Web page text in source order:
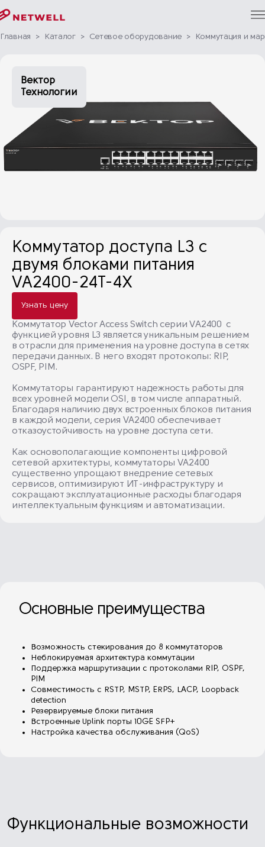
Главная > Каталог > Сетевое оборудование > Коммутация и
Вектор
Технологии
Коммутатор доступа L3 с
двумя блоками питания
VA2400-24T-4X
Узнать цену
Коммутатор Vector Access Switch серии VA2400 с
функцией уровня L3 является уникальным решением
в отрасли для применения на уровне доступа в сетях
передачи данных. В него входят протоколы: RIP,
OSPF, PIM.
Коммутаторы гарантируют надежность работы для
всех уровней модели OSI, в том числе аппаратный.
Благодаря наличию двух встроенных блоков питания
в каждой модели, серия VA2400 обеспечивает
отказоустойчивость на уровне доступа сети.
Как основополагающие компоненты цифровой
сетевой архитектуры, коммутаторы VA2400
существенно упрощают внедрение сетевых
сервисов, оптимизируют ИТ-инфраструктуру и
сокращают эксплуатационные расходы благодаря
интеллектуальным функциям и автоматизации.
Основные преимущества
Возможность стекирования до 8 коммутаторов
Неблокируемая архитектура коммутации
Поддержка маршрутизации с протоколами RIP, OSPF,
PIM
Совместимость с RSTP, MSTP, ERPS, LACP, Loopback
detection
Резервируемые блоки питания
Встроенные Uplink порты 10GE SFP+
Настройка качества обслуживания (QoS)
Функциональные возможности